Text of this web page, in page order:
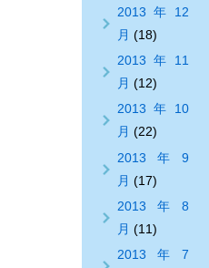
2013年12
月 (18)
2013年11
月 (12)
2013年10
月 (22)
2013年9
月 (17)
2013年8
月 (11)
2013年7